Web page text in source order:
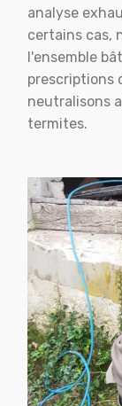
analyse
certains cas,
l'ensemble
prescriptions
neutralisons
termites.